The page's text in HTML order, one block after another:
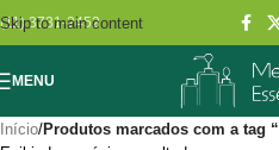
Skip to main content
(11) 3731-2452
MENU
Início/Produtos marcados com a tag